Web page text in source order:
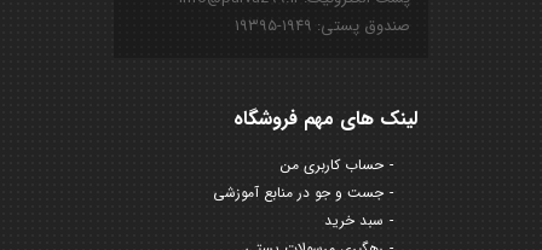
صندوق پستی: ۱۹۴۹-۱۹۳۹۵
لینک های مهم فروشگاه
حساب کاربری من
جست و جو در منابع آموزشی
سبد خرید